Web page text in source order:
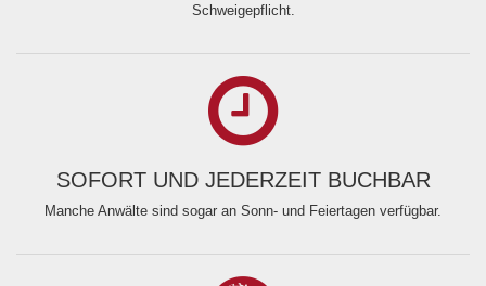
Schweigepflicht.
SOFORT UND JEDERZEIT BUCHBAR
Manche Anwälte sind sogar an Sonn- und Feiertagen verfügbar.